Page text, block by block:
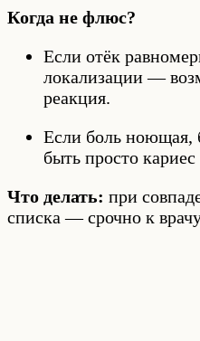
Когда не флюс?
Если отёк
локализации —
реакция.
Если боль ноющая,
быть просто
Что делать: при
списка — срочно к